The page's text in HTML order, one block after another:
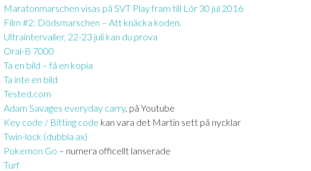
Maratonmarschen visas på SVT Play fram till Lör 30 jul 2016
Film #2: Dödsmarschen – Att knäcka koden.
Ultraintervaller, 22-23 juli kan du prova
Oral-B 7000
Ta en bild – få en kopia
Ta inte en bild
Tested.com
Adam Savages everyday carry, på Youtube
Key code / Bitting code kan vara det Martin sett på nycklar
Twin-lock (dubbla ax)
Pokemon Go – numera officellt lanserade
Turf